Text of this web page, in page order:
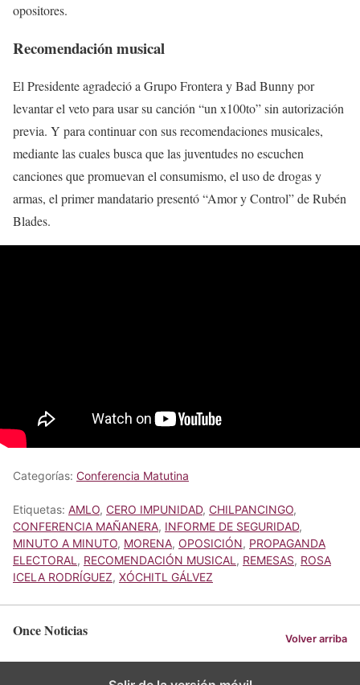
opositores.
Recomendación musical
El Presidente agradeció a Grupo Frontera y Bad Bunny por
levantar el veto para usar su canción “un x100to” sin autorización
previa. Y para continuar con sus recomendaciones musicales,
mediante las cuales busca que las juventudes no escuchen
canciones que promuevan el consumismo, el uso de drogas y
armas, el primer mandatario presentó “Amor y Control” de Rubén
Blades.
Categorías: Conferencia Matutina
Etiquetas: AMLO, CERO IMPUNIDAD, CHILPANCINGO,
CONFERENCIA MAÑANERA, INFORME DE SEGURIDAD,
MINUTO A MINUTO, MORENA, OPOSICIÓN, PROPAGANDA
ELECTORAL , RECOMENDACIÓN MUSICAL , REMESAS, ROSA
ICELA RODRÍGUEZ, XÓCHITL GÁLVEZ
Once Noticias Volver arriba